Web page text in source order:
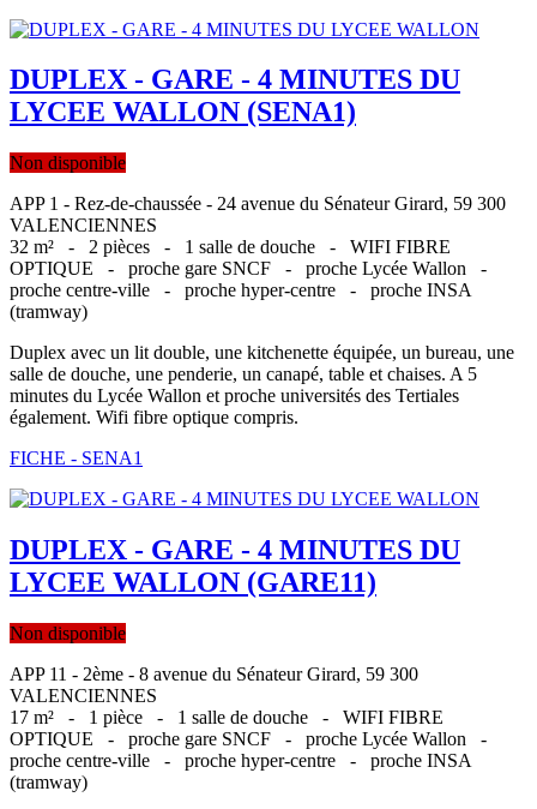
DUPLEX - GARE - 4 MINUTES DU
LYCEE WALLON (SENA1)
Non disponible
APP 1 - Rez-de-chaussée - 24 avenue du Sénateur Girard, 59 300
VALENCIENNES
32 m² - 2 pièces - 1 salle de douche - WIFI FIBRE
OPTIQUE - proche gare SNCF - proche Lycée Wallon -
proche centre-ville - proche hyper-centre - proche INSA
(tramway)
Duplex avec un lit double, une kitchenette équipée, un bureau, une
salle de douche, une penderie, un canapé, table et chaises. A 5
minutes du Lycée Wallon et proche universités des Tertiales
également. Wifi fibre optique compris.
FICHE - SENA1
DUPLEX - GARE - 4 MINUTES DU
LYCEE WALLON (GARE11)
Non disponible
APP 11 - 2ème - 8 avenue du Sénateur Girard, 59 300
VALENCIENNES
17 m² - 1 pièce - 1 salle de douche - WIFI FIBRE
OPTIQUE - proche gare SNCF - proche Lycée Wallon -
proche centre-ville - proche hyper-centre - proche INSA
(tramway)